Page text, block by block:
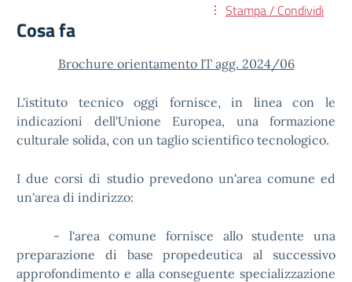
Stampa / Condividi
Cosa fa
Brochure orientamento IT agg. 2024/06
L'istituto tecnico oggi fornisce, in linea con le
indicazioni dell'Unione Europea, una formazione
culturale solida, con un taglio scientifico tecnologico.
I due corsi di studio prevedono un'area comune ed
un'area di indirizzo:
- l'area comune fornisce allo studente una
preparazione di base propedeutica al successivo
approfondimento e alla conseguente specializzazione